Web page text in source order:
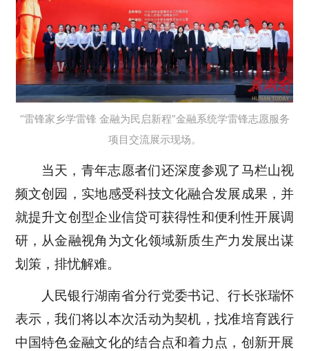
“雷锋家乡学雷锋 金融为民启新程”金融系统学雷锋志愿服务
项目交流展示现场。
当天，青年志愿者们还深度参观了马栏山视
频文创园，实地感受科技文化融合发展成果，并
就提升文创型企业信贷可获得性和便利性开展调
研，从金融视角为文化领域新质生产力发展出谋
划策，排忧解难。
人民银行湖南省分行党委书记、行长张瑞怀
表示，我们将以本次活动为契机，找准培育践行
中国特色金融文化的结合点和着力点，创新开展